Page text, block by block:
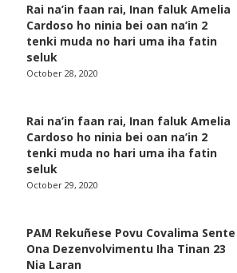
Rai na’in faan rai, Inan faluk Amelia
Cardoso ho ninia bei oan na’in 2
tenki muda no hari uma iha fatin
seluk
October 28, 2020
Rai na’in faan rai, Inan faluk Amelia
Cardoso ho ninia bei oan na’in 2
tenki muda no hari uma iha fatin
seluk
October 29, 2020
PAM Rekuñese Povu Covalima Sente
Ona Dezenvolvimentu Iha Tinan 23
Nia Laran